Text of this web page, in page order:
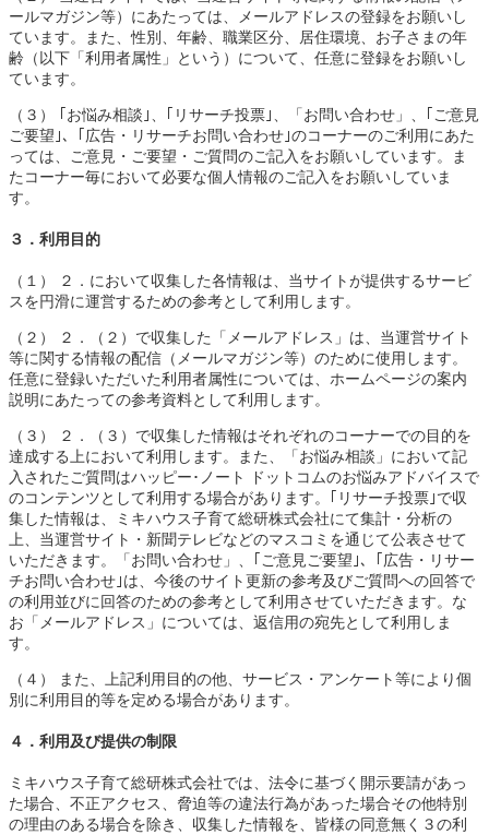
ールマガジン等）にあたっては、メールアドレスの登録をお願いし
ています。また、性別、年齢、職業区分、居住環境、お子さまの年
齢（以下「利用者属性」という）について、任意に登録をお願いし
ています。
（３） ｢お悩み相談｣、｢リサーチ投票｣、「お問い合わせ」、｢ご意見
ご要望｣、｢広告・リサーチお問い合わせ｣のコーナーのご利用にあた
っては、ご意見・ご要望・ご質問のご記入をお願いしています。ま
たコーナー毎において必要な個人情報のご記入をお願いしていま
す。
３．利用目的
（１） ２．において収集した各情報は、当サイトが提供するサービ
スを円滑に運営するための参考として利用します。
（２） ２．（２）で収集した「メールアドレス」は、当運営サイト
等に関する情報の配信（メールマガジン等）のために使用します。
任意に登録いただいた利用者属性については、ホームページの案内
説明にあたっての参考資料として利用します。
（３） ２．（３）で収集した情報はそれぞれのコーナーでの目的を
達成する上において利用します。また、「お悩み相談」において記
入されたご質問はハッピー･ノート ドットコムのお悩みアドバイスで
のコンテンツとして利用する場合があります。｢リサーチ投票｣で収
集した情報は、ミキハウス子育て総研株式会社にて集計・分析の
上、当運営サイト・新聞テレビなどのマスコミを通じて公表させて
いただきます。「お問い合わせ」、｢ご意見ご要望｣、｢広告・リサー
チお問い合わせ｣は、今後のサイト更新の参考及びご質問への回答で
の利用並びに回答のための参考として利用させていただきます。な
お「メールアドレス」については、返信用の宛先として利用しま
す。
（４） また、上記利用目的の他、サービス・アンケート等により個
別に利用目的等を定める場合があります。
４．利用及び提供の制限
ミキハウス子育て総研株式会社では、法令に基づく開示要請があっ
た場合、不正アクセス、脅迫等の違法行為があった場合その他特別
の理由のある場合を除き、収集した情報を、皆様の同意無く３の利